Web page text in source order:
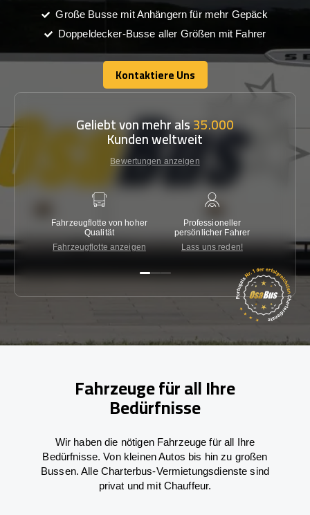
Große Busse mit Anhängern für mehr Gepäck
Doppeldecker-Busse aller Größen mit Fahrer
Kontaktiere Uns
Kontaktiere Uns
Geliebt von mehr als35.000
Kunden weltweit
Bewertungen anzeigen
Fahrzeugflotte von hoher
Qualität
Fahrzeugflotte anzeigen
Professioneller
persönlicher Fahrer
Lass uns reden!
Fahrzeuge für all Ihre
Bedürfnisse
Wir haben die nötigen Fahrzeuge für all Ihre
Bedürfnisse. Von kleinen Autos bis hin zu großen
Bussen. Alle Charterbus-Vermietungsdienste sind
privat und mit Chauffeur.